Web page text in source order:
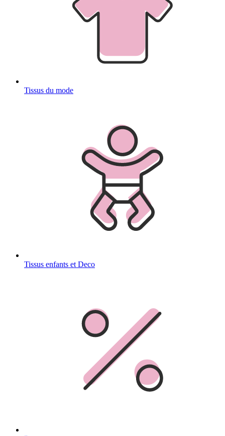
Tissus du mode
Tissus enfants et Deco